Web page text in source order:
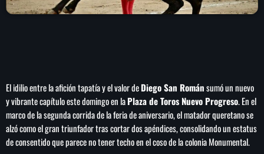
PROGRAMACIÓN keyboard_arrow_down
LOCUCIÓN (TALENTO AL AIRE)
RANKING
COMUNÍCATE
PUBLICIDAD
El idilio entre la afición tapatía y el valor deDiego San Románsumó un nuevo
y vibrante capítulo este domingo en laPlaza de Toros Nuevo Progreso. En el
marco de la segunda corrida de la feria de aniversario, el matador queretano se
alzó como el gran triunfador tras cortar dos apéndices, consolidando un estatus
de consentido que parece no tener techo en el coso de la colonia Monumental.